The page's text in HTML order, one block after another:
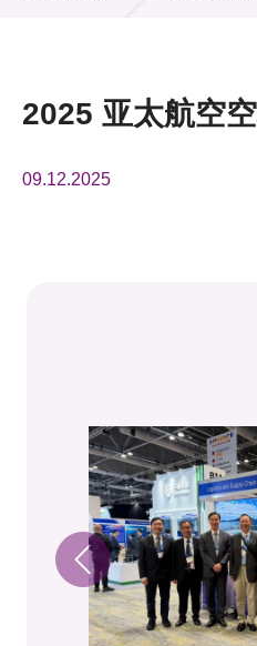
活动及消息
2025 亚太航空
09.12.2025